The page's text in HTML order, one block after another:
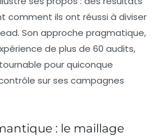
comment ils ont réussi à diviser
Son approche pragmatique,
de plus de 60 audits,
pour quiconque
sur ses campagnes
: le maillage